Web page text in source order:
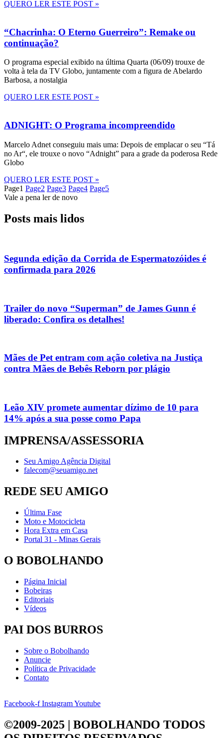
QUERO LER ESTE POST »
“Chacrinha: O Eterno Guerreiro”: Remake ou
continuação?
O programa especial exibido na última Quarta (06/09) trouxe de
volta à tela da TV Globo, juntamente com a figura de Abelardo
Barbosa, a nostalgia
QUERO LER ESTE POST »
ADNIGHT: O Programa incompreendido
Marcelo Adnet conseguiu mais uma: Depois de emplacar o seu “Tá
no Ar“, ele trouxe o novo “Adnight” para a grade da poderosa Rede
Globo
QUERO LER ESTE POST »
Page1 Page2 Page3 Page4 Page5
Vale a pena ler de novo
Posts mais lidos
Segunda edição da Corrida de Espermatozóides é
confirmada para 2026
Trailer do novo “Superman” de James Gunn é
liberado: Confira os detalhes!
Mães de Pet entram com ação coletiva na Justiça
contra Mães de Bebês Reborn por plágio
Leão XIV promete aumentar dízimo de 10 para
14% após a sua posse como Papa
IMPRENSA/ASSESSORIA
Seu Amigo Agência Digital
falecom@seuamigo.net
REDE SEU AMIGO
Última Fase
Moto e Motocicleta
Hora Extra em Casa
Portal 31 - Minas Gerais
O BOBOLHANDO
Página Inicial
Bobeiras
Editoriais
Vídeos
PAI DOS BURROS
Sobre o Bobolhando
Anuncie
Política de Privacidade
Contato
Facebook-f InstagramYoutube
©2009-2025 | BOBOLHANDO TODOS